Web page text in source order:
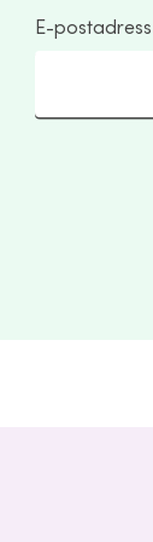
E-postadress